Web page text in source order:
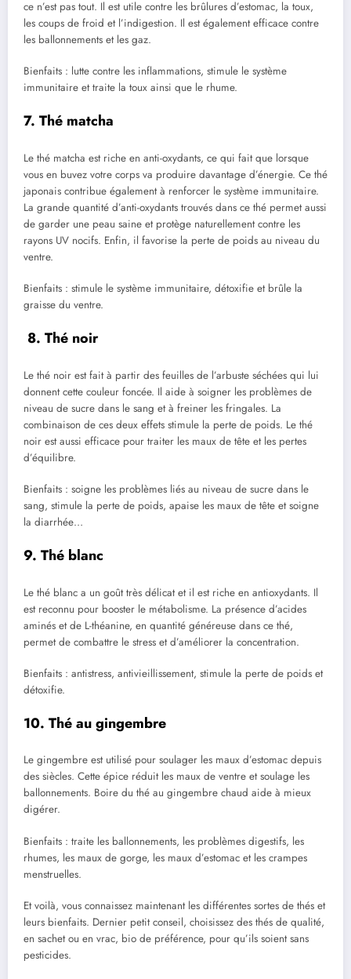
ce n’est pas tout. Il est utile contre les brûlures d’estomac, la toux,
les coups de froid et l’indigestion. Il est également efficace contre
les ballonnements et les gaz.
Bienfaits : lutte contre les inflammations, stimule le système
immunitaire et traite la toux ainsi que le rhume.
7. Thé matcha
Le thé matcha est riche en anti-oxydants, ce qui fait que lorsque
vous en buvez votre corps va produire davantage d’énergie. Ce thé
japonais contribue également à renforcer le système immunitaire.
La grande quantité d’anti-oxydants trouvés dans ce thé permet aussi
de garder une peau saine et protège naturellement contre les
rayons UV nocifs. Enfin, il favorise la perte de poids au niveau du
ventre.
Bienfaits : stimule le système immunitaire, détoxifie et brûle la
graisse du ventre.
8. Thé noir
Le thé noir est fait à partir des feuilles de l’arbuste séchées qui lui
donnent cette couleur foncée. Il aide à soigner les problèmes de
niveau de sucre dans le sang et à freiner les fringales. La
combinaison de ces deux effets stimule la perte de poids. Le thé
noir est aussi efficace pour traiter les maux de tête et les pertes
d’équilibre.
Bienfaits : soigne les problèmes liés au niveau de sucre dans le
sang, stimule la perte de poids, apaise les maux de tête et soigne
la diarrhée…
9. Thé blanc
Le thé blanc a un goût très délicat et il est riche en antioxydants. Il
est reconnu pour booster le métabolisme. La présence d’acides
aminés et de L-théanine, en quantité généreuse dans ce thé,
permet de combattre le stress et d’améliorer la concentration.
Bienfaits : antistress, antivieillissement, stimule la perte de poids et
détoxifie.
10. Thé au gingembre
Le gingembre est utilisé pour soulager les maux d’estomac depuis
des siècles. Cette épice réduit les maux de ventre et soulage les
ballonnements. Boire du thé au gingembre chaud aide à mieux
digérer.
Bienfaits : traite les ballonnements, les problèmes digestifs, les
rhumes, les maux de gorge, les maux d’estomac et les crampes
menstruelles.
Et voilà, vous connaissez maintenant les différentes sortes de thés et
leurs bienfaits. Dernier petit conseil, choisissez des thés de qualité,
en sachet ou en vrac, bio de préférence, pour qu’ils soient sans
pesticides.